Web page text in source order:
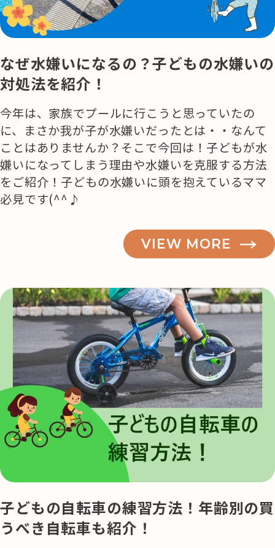
なぜ水嫌いになるの？子どもの水嫌いの
対処法を紹介！
今年は、家族でプールに行こうと思っていたの
に、まさか我が子が水嫌いだったとは・・なんて
ことはありませんか？そこで今回は！子どもが水
嫌いになってしまう理由や水嫌いを克服する方法
をご紹介！子どもの水嫌いに頭を抱えているママ
必見です(^^♪
VIEW MORE
子どもの自転車の練習方法！年齢別の買
うべき自転車も紹介！